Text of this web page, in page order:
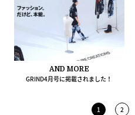
AND MORE
GRIND4月号に掲載されました！
1 2